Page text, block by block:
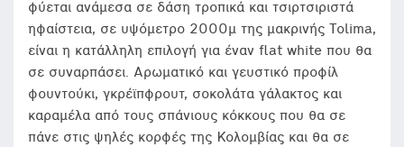
φύεται ανάμεσα σε δάση τροπικά και τσιρτσιριστά
ηφαίστεια, σε υψόμετρο 2000μ της μακρινής Tolima,
είναι η κατάλληλη επιλογή για έναν flat white πoυ θα
σε συναρπάσει. Αρωματικό και γευστικό προφίλ
φουντούκι, γκρέϊπφρουτ, σοκολάτα γάλακτος και
καραμέλα από τους σπάνιους κόκκους που θα σε
πάνε στις ψηλές κορφές της Κολομβίας και θα σε